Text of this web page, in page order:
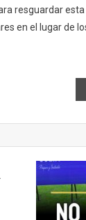
resguardar
en el lugar de